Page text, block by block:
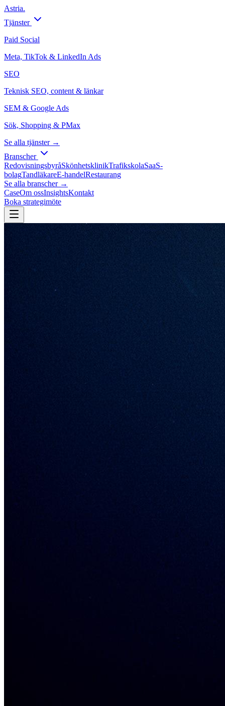
Astria.
Tjänster
Paid Social
Meta, TikTok & LinkedIn Ads
SEO
Teknisk SEO, content & länkar
SEM & Google Ads
Sök, Shopping & PMax
Se alla tjänster →
Branscher
RedovisningsbyråSkönhetsklinikTrafikskolaSaaS-
bolagTandläkareE-handelRestaurang
Se alla branscher →
CaseOm ossInsightsKontakt
Boka strategimöte